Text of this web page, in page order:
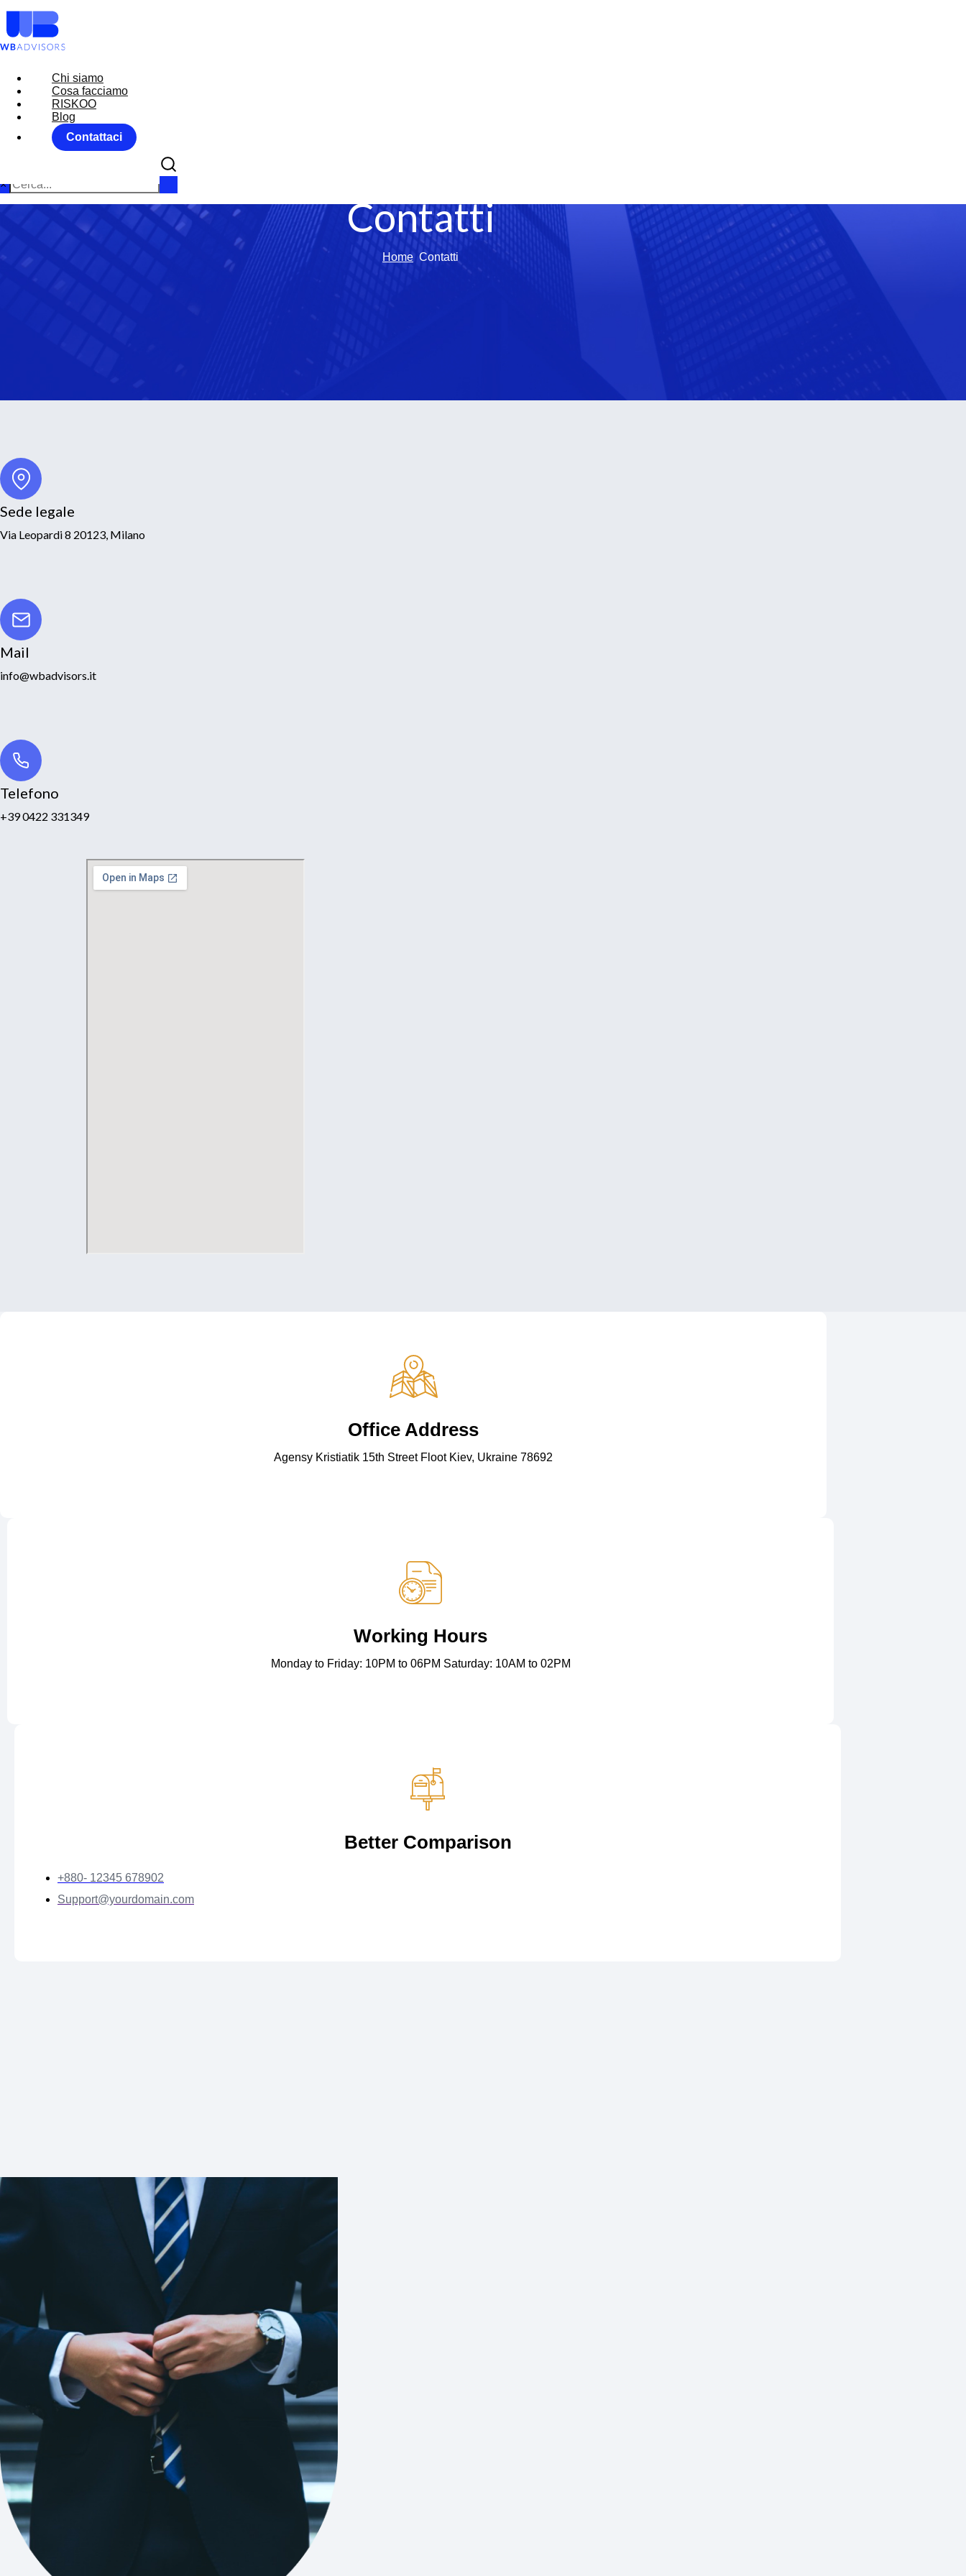
Chi siamo
Cosa facciamo
RISKOO
Blog
Contattaci
Chi siamo
Cosa facciamo
RISKOO
Blog
Contattaci
×
Contatti
Home Contatti
Sede legale
Via Leopardi 8 20123, Milano
Mail
info@wbadvisors.it
Telefono
+39 0422 331349
Office Address
Agensy Kristiatik 15th Street Floot Kiev, Ukraine 78692
Working Hours
Monday to Friday: 10PM to 06PM Saturday: 10AM to 02PM
Better Comparison
+880- 12345 678902
Support@yourdomain.com